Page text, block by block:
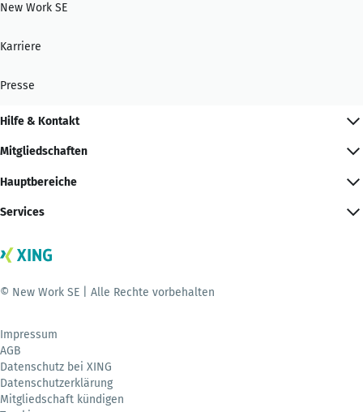
New Work SE
Karriere
Presse
Hilfe & Kontakt
Mitgliedschaften
Hauptbereiche
Services
© New Work SE | Alle Rechte vorbehalten
Impressum
AGB
Datenschutz bei XING
Datenschutzerklärung
Mitgliedschaft kündigen